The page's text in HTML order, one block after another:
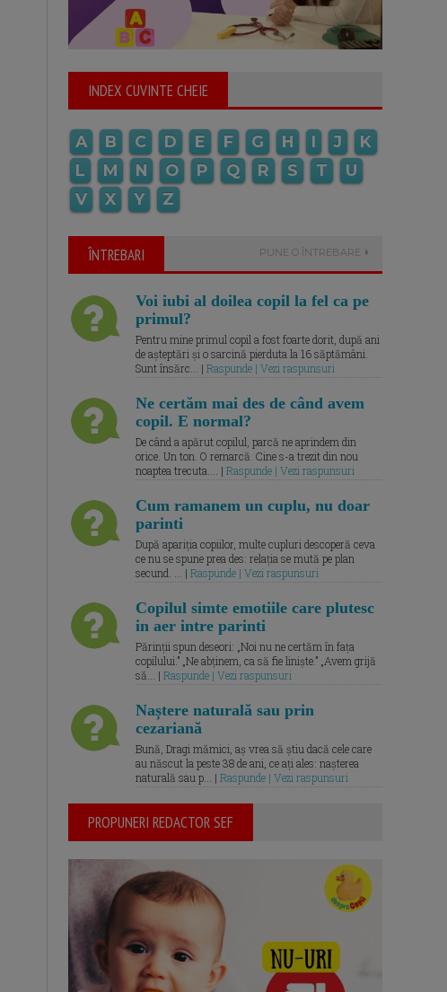
INDEX CUVINTE CHEIE
A B C D E F G H I J
K
L
M N O P Q R S T
U
V
X Y Z
ÎNTREBARI PUNE O ÎNTREBARE
Voi iubi al doilea copil la fel ca pe
primul?
Pentru mine primul copil a fost foarte dorit, după ani
de așteptări și o sarcină pierduta la 16 săptămâni.
Sunt însărc... | Raspunde | Vezi raspunsuri
Ne certăm mai des de când avem
copil. E normal?
De când a apărut copilul, parcă ne aprindem din
orice. Un ton. O remarcă. Cine s-a trezit din nou
noaptea trecuta.... | Raspunde | Vezi raspunsuri
Cum ramanem un cuplu, nu doar
parinti
După apariția copiilor, multe cupluri descoperă ceva
ce nu se spune prea des: relația se mută pe plan
secund. ... | Raspunde | Vezi raspunsuri
Copilul simte emotiile care plutesc
in aer intre parinti
Părinții spun deseori: „Noi nu ne certăm în fața
copilului.” „Ne abținem, ca să fie liniște.” „Avem grijă
să... | Raspunde | Vezi raspunsuri
Naștere naturală sau prin
cezariană
Bună, Dragi mămici, aș vrea să știu dacă cele care
au născut la peste 38 de ani, ce ați ales: nașterea
naturală sau p... | Raspunde | Vezi raspunsuri
PROPUNERI REDACTOR SEF